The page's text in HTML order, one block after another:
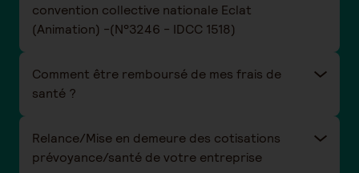
convention collective nationale Eclat
(Animation) -(N°3246 - IDCC 1518)
Comment être remboursé de mes frais de
santé ?
Relance/Mise en demeure des cotisations
prévoyance/santé de votre entreprise